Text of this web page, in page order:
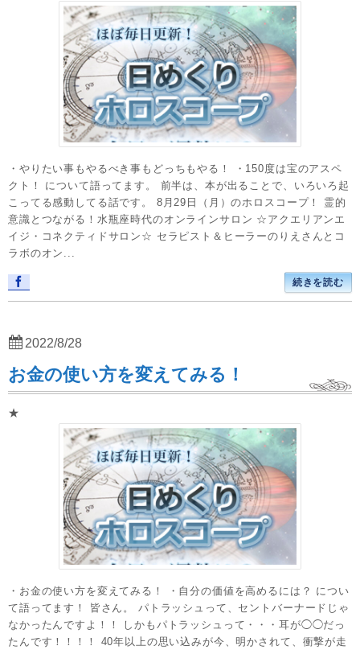
・やりたい事もやるべき事もどっちもやる！ ・150度は宝のアスペ
クト！ について語ってます。 前半は、本が出ることで、いろいろ起
こってる感動してる話です。 8月29日（月）のホロスコープ！ 霊的
意識とつながる！水瓶座時代のオンラインサロン ☆アクエリアンエ
イジ・コネクティドサロン☆ セラピスト＆ヒーラーのりえさんとコ
ラボのオン...
続きを読む
お金の使い方を変えてみる！
★
・お金の使い方を変えてみる！ ・自分の価値を高めるには？ につい
て語ってます！ 皆さん。 パトラッシュって、セントバーナードじゃ
なかったんですよ！！ しかもパトラッシュって・・・耳が◯◯だっ
たんです！！！！ 40年以上の思い込みが今、明かされて、衝撃が走
2022/8/28